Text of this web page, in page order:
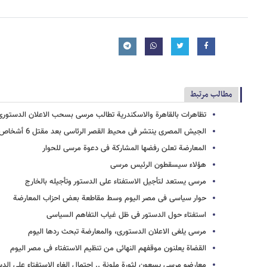
مطالب مرتبط
تظاهرات بالقاهرة والاسکندریة تطالب مرسی بسحب الاعلان
الجیش المصری ینتشر فی محیط القصر الرئاسی بعد مقتل 6 أشخاص
المعارضة تعلن رفضها المشارکة فی دعوة مرسی للحوار
هؤلاء سیسقطون الرئیس مرسی
مرسی یستعد لتأجیل الاستفتاء على الدستور وتأجیله بالخارج
حوار سیاسی فی مصر الیوم وسط مقاطعة بعض احزاب المعارضة
استفتاء حول الدستور فی ظل غیاب التفاهم السیاسی
مرسی یلغی الاعلان الدستوری، والمعارضة تبحث ردها الیوم
القضاة یعلنون موقفهم النهائی من تنظیم الاستفتاء فی مصر الیوم